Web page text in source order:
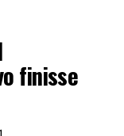
finisse